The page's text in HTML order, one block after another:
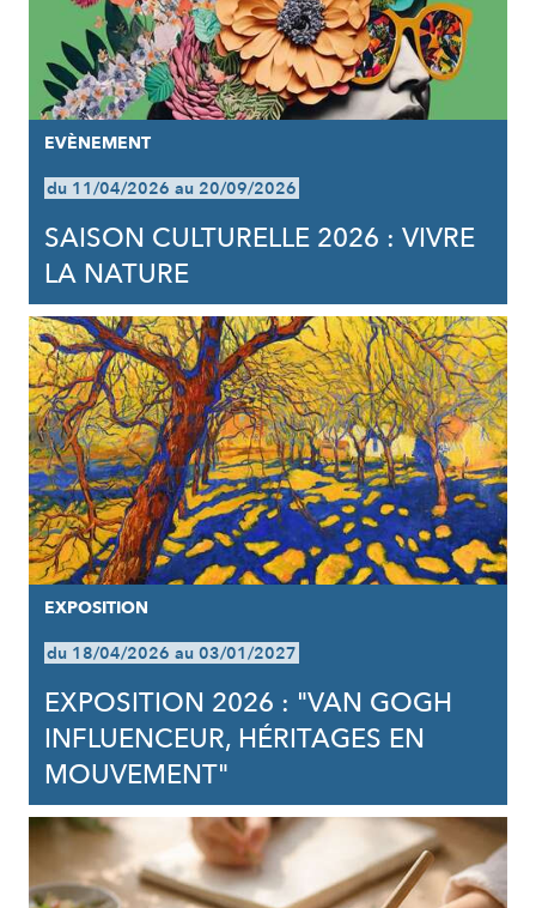
EVÈNEMENT
du 11/04/2026 au 20/09/2026
SAISON CULTURELLE 2026 : VIVRE
LA NATURE
EXPOSITION
du 18/04/2026 au 03/01/2027
EXPOSITION 2026 : "VAN GOGH
INFLUENCEUR, HÉRITAGES EN
MOUVEMENT"